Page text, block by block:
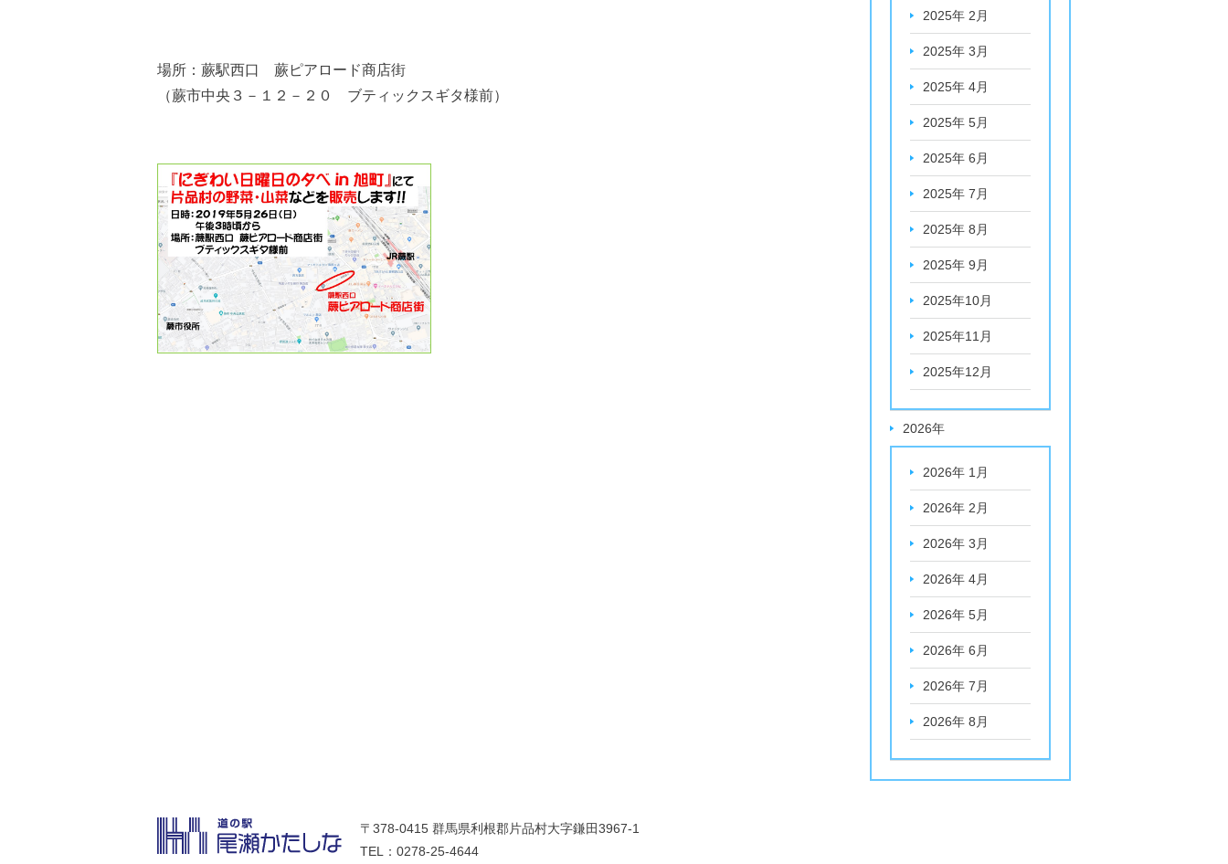
場所：蕨駅西口 蕨ピアロード商店街
（蕨市中央３－１２－２０ ブティックスギタ様前）
2025年 2月
2025年 3月
2025年 4月
2025年 5月
2025年 6月
2025年 7月
2025年 8月
2025年 9月
2025年10月
2025年11月
2025年12月
2026年
2026年 1月
2026年 2月
2026年 3月
2026年 4月
2026年 5月
2026年 6月
2026年 7月
2026年 8月
〒378-0415 群馬県利根郡片品村大字鎌田3967-1
TEL：0278-25-4644